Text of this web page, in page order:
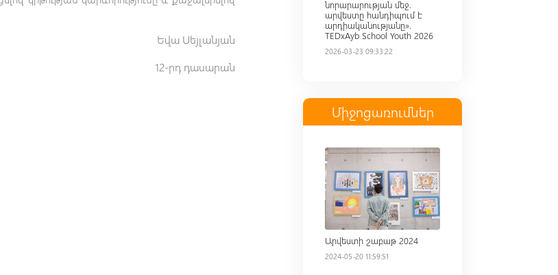
Եվա Սեյլանյան
12-րդ դասարան
նորարարության մեջ.
արվեստը հանդիպում է
արդիականությանը».
TEDxAyb School Youth 2026
2026-03-23 09:33:22
Միջոցառումներ
Read more
Արվեստի շաբաթ 2024
2024-05-20 11:59:51